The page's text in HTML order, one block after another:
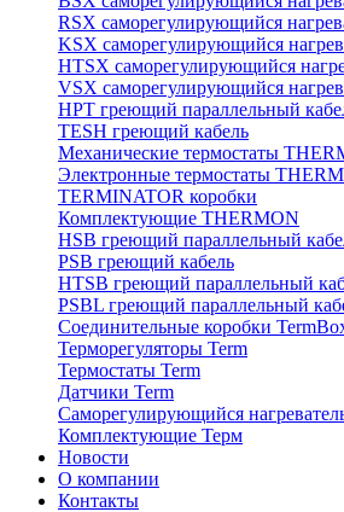
RSX саморегулирующийся
KSX саморегулирующийся
HTSX саморегулирующийся
VSX саморегулирующийся
НРТ греющий параллельный
TESH греющий кабель
Механические термостаты
Электронные термостаты
TERMINATOR коробки
Комплектующие THERMON
HSB греющий параллельный
PSB греющий кабель
HTSB греющий параллельный
PSBL греющий параллельный
Соединительные коробки
Терморегуляторы Term
Термостаты Term
Датчики Term
Саморегулирующийся
Комплектующие Терм
Новости
О компании
Контакты